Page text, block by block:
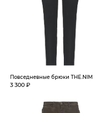
Повседневные брюки THE.NIM
3 300 ₽